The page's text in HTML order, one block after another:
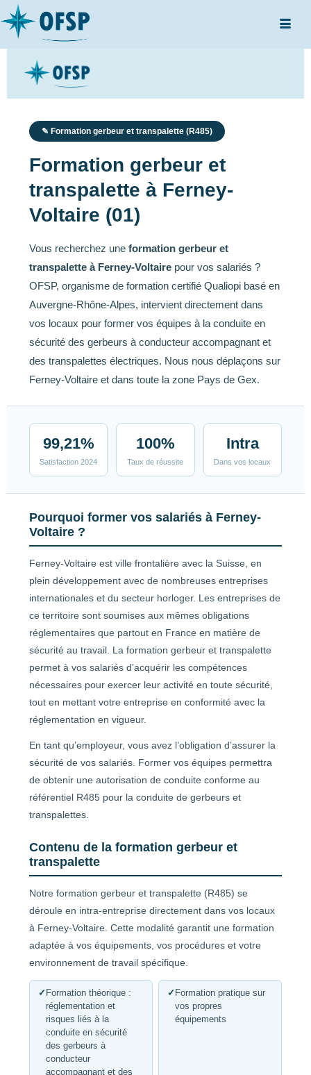
✎ Formation gerbeur et transpalette (R485)
Formation gerbeur et
transpalette à Ferney-
Voltaire (01)
Vous recherchez une formation gerbeur et
transpalette à Ferney-Voltaire pour vos salariés ?
OFSP, organisme de formation certifié Qualiopi basé en
Auvergne-Rhône-Alpes, intervient directement dans
vos locaux pour former vos équipes à la conduite en
sécurité des gerbeurs à conducteur accompagnant et
des transpalettes électriques. Nous nous déplaçons sur
Ferney-Voltaire et dans toute la zone Pays de Gex.
99,21%
Satisfaction 2024
100%
Taux de réussite
Intra
Dans vos locaux
Pourquoi former vos salariés à Ferney-
Voltaire ?
Ferney-Voltaire est ville frontalière avec la Suisse, en
plein développement avec de nombreuses entreprises
internationales et du secteur horloger. Les entreprises de
ce territoire sont soumises aux mêmes obligations
réglementaires que partout en France en matière de
sécurité au travail. La formation gerbeur et transpalette
permet à vos salariés d’acquérir les compétences
nécessaires pour exercer leur activité en toute sécurité,
tout en mettant votre entreprise en conformité avec la
réglementation en vigueur.
En tant qu’employeur, vous avez l’obligation d’assurer la
sécurité de vos salariés. Former vos équipes permettra
de obtenir une autorisation de conduite conforme au
référentiel R485 pour la conduite de gerbeurs et
transpalettes.
Contenu de la formation gerbeur et
transpalette
Notre formation gerbeur et transpalette (R485) se
déroule en intra-entreprise directement dans vos locaux
à Ferney-Voltaire. Cette modalité garantit une formation
adaptée à vos équipements, vos procédures et votre
environnement de travail spécifique.
✓ Formation théorique :
réglementation et
risques liés à la
conduite en sécurité
des gerbeurs à
conducteur
accompagnant et des
✓ Formation pratique sur
vos propres
équipements